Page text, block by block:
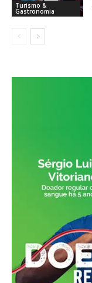
Turismo &
Gastronomia